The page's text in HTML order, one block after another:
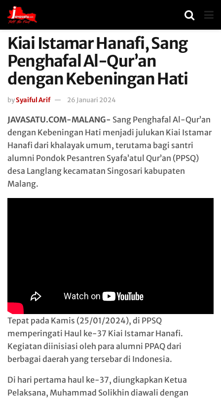
Kiai Istamar Hanafi, Sang
Penghafal Al-Qur’an
dengan Kebeningan Hati
bySyaiful Arif 26 Januari 2024
JAVASATU.COM-MALANG- Sang Penghafal Al-Qur’an
dengan Kebeningan Hati menjadi julukan Kiai Istamar
Hanafi dari khalayak umum, terutama bagi santri
alumni Pondok Pesantren Syafa’atul Qur’an (PPSQ)
desa Langlang kecamatan Singosari kabupaten
Malang.
Tepat pada Kamis (25/01/2024), di PPSQ
memperingati Haul ke-37 Kiai Istamar Hanafi.
Kegiatan diinisiasi oleh para alumni PPAQ dari
berbagai daerah yang tersebar di Indonesia.
Di hari pertama haul ke-37, diungkapkan Ketua
Pelaksana, Muhammad Solikhin diawali dengan